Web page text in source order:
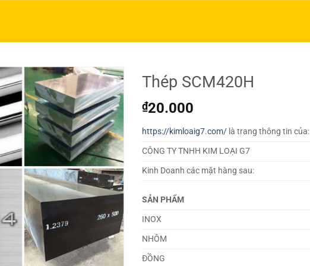
Thép SCM420H
₫20.000
https://kimloaig7.com/ là trang thông tin của:
CÔNG TY TNHH KIM LOẠI G7
Kinh Doanh các mặt hàng sau:
SẢN PHẨM
INOX
NHÔM
ĐỒNG